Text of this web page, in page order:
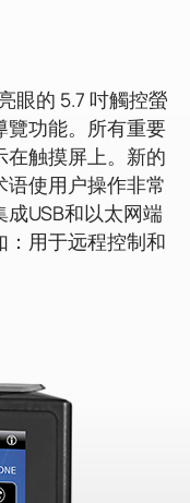
眼的 5.7 吋觸控螢
覽功能。所有重要
在触摸屏上。新的
使用户操作非常
USB和以太网端
：用于远程控制和